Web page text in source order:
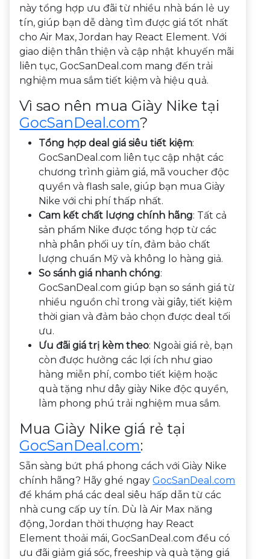
này tổng hợp ưu đãi từ nhiều nhà bán lẻ uy
tín, giúp bạn dễ dàng tìm được giá tốt nhất
cho Air Max, Jordan hay React Element. Với
giao diện thân thiện và cập nhật khuyến mãi
liên tục, GocSanDeal.com mang đến trải
nghiệm mua sắm tiết kiệm và hiệu quả.
Vì sao nên mua Giày Nike tại
GocSanDeal.com?
Tổng hợp deal giá siêu tiết kiệm:
GocSanDeal.com liên tục cập nhật các
chương trình giảm giá, mã voucher độc
quyền và flash sale, giúp bạn mua Giày
Nike với chi phí thấp nhất.
Cam kết chất lượng chính hãng: Tất cả
sản phẩm Nike được tổng hợp từ các
nhà phân phối uy tín, đảm bảo chất
lượng chuẩn Mỹ và không lo hàng giả.
So sánh giá nhanh chóng:
GocSanDeal.com giúp bạn so sánh giá từ
nhiều nguồn chỉ trong vài giây, tiết kiệm
thời gian và đảm bảo chọn được deal tối
ưu.
Ưu đãi giá trị kèm theo: Ngoài giá rẻ, bạn
còn được hưởng các lợi ích như giao
hàng miễn phí, combo tiết kiệm hoặc
quà tặng như dây giày Nike độc quyền,
làm phong phú trải nghiệm mua sắm.
Mua Giày Nike giá rẻ tại
GocSanDeal.com:
Sẵn sàng bứt phá phong cách với Giày Nike
chính hãng? Hãy ghé ngayGocSanDeal.com
để khám phá các deal siêu hấp dẫn từ các
nhà cung cấp uy tín. Dù là Air Max năng
động, Jordan thời thượng hay React
Element thoải mái, GocSanDeal.com đều có
ưu đãi giảm giá sốc, freeship và quà tặng giá